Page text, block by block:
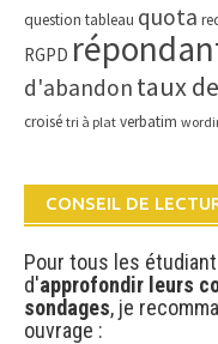
question tableau quota
RGPD
d'abandon taux
croisé tri à plat verbatim
CONSEIL DE
Pour tous les
d'approfondir leurs
sondages, je
ouvrage :